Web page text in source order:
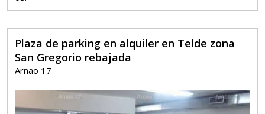
Plaza de parking en alquiler en Telde zona
San Gregorio rebajada
Arnao 17